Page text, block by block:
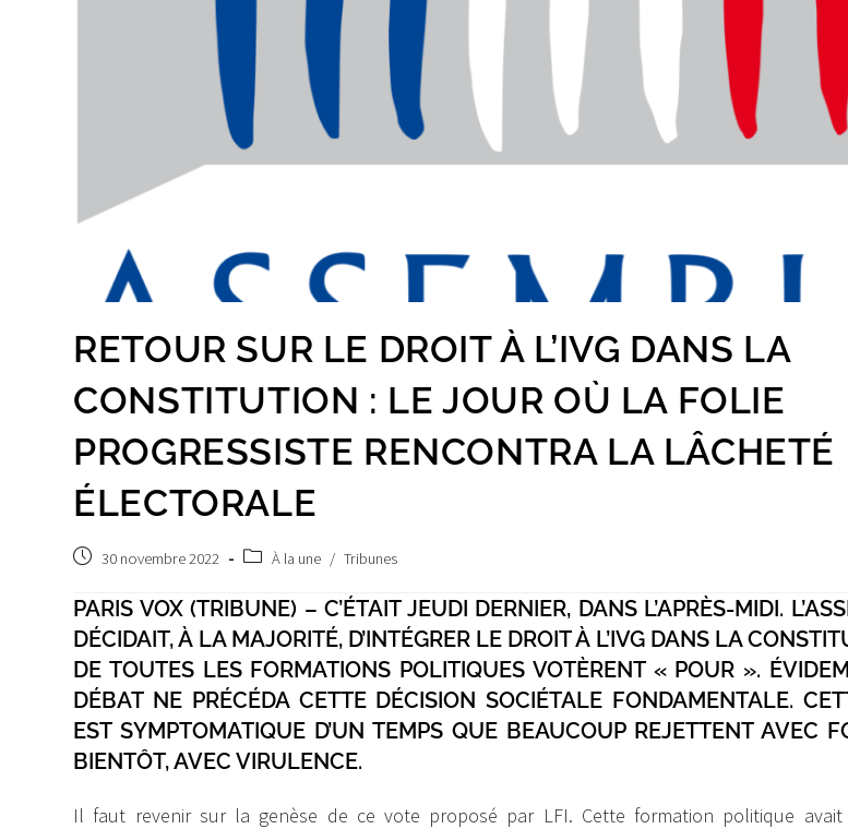
RETOUR SUR LE DROIT À L’IVG DANS LA
CONSTITUTION : LE JOUR OÙ LA FOLIE
PROGRESSISTE RENCONTRA LA LÂCHETÉ
ÉLECTORALE
Publication
30 novembre 2022
PostÀ la une / Tribunes
PARIS VOX (TRIBUNE) – C’ÉTAIT JEUDI DERNIER, DANS L’APRÈS-MIDI.
DÉCIDAIT, À LA MAJORITÉ, D’INTÉGRER LE DROIT À L’IVG DANS LA
DE TOUTES LES FORMATIONS POLITIQUES VOTÈRENT « POUR ».
DÉBAT NE PRÉCÉDA CETTE DÉCISION SOCIÉTALE FONDAMENTALE.
EST SYMPTOMATIQUE D’UN TEMPS QUE BEAUCOUP REJETTENT AVEC
BIENTÔT, AVEC VIRULENCE.
Il faut revenir sur la genèse de ce vote proposé par LFI. Cette formation politique